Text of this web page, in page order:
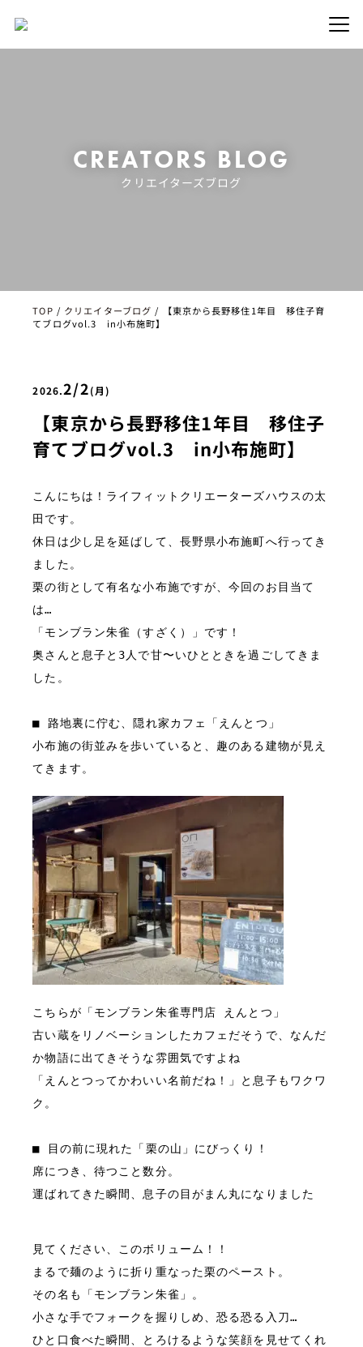
CREATORS BLOG
クリエイターズブログ
TOP / クリエイターブログ /
【東京から長野移住1年目 移住子育
てブログvol.3 in小布施町】
2026.2/2(月)
【東京から長野移住1年目 移住子
育てブログvol.3 in小布施町】
こんにちは！ライフィットクリエーターズハウスの太
田です。
休日は少し足を延ばして、長野県小布施町へ行ってき
ました。
栗の街として有名な小布施ですが、今回のお目当て
は…
「モンブラン朱雀（すざく）」です！
奥さんと息子と3人で甘〜いひとときを過ごしてきま
した。
■ 路地裏に佇む、隠れ家カフェ「えんとつ」
小布施の街並みを歩いていると、趣のある建物が見え
てきます。
こちらが「モンブラン朱雀専門店 えんとつ」
古い蔵をリノベーションしたカフェだそうで、なんだ
か物語に出てきそうな雰囲気ですよね
「えんとつってかわいい名前だね！」と息子もワクワ
ク。
■ 目の前に現れた「栗の山」にびっくり！
席につき、待つこと数分。
運ばれてきた瞬間、息子の目がまん丸になりました
見てください、このボリューム！！
まるで麺のように折り重なった栗のペースト。
その名も「モンブラン朱雀」。
小さな手でフォークを握りしめ、恐る恐る入刀…
ひと口食べた瞬間、とろけるような笑顔を見せてくれ